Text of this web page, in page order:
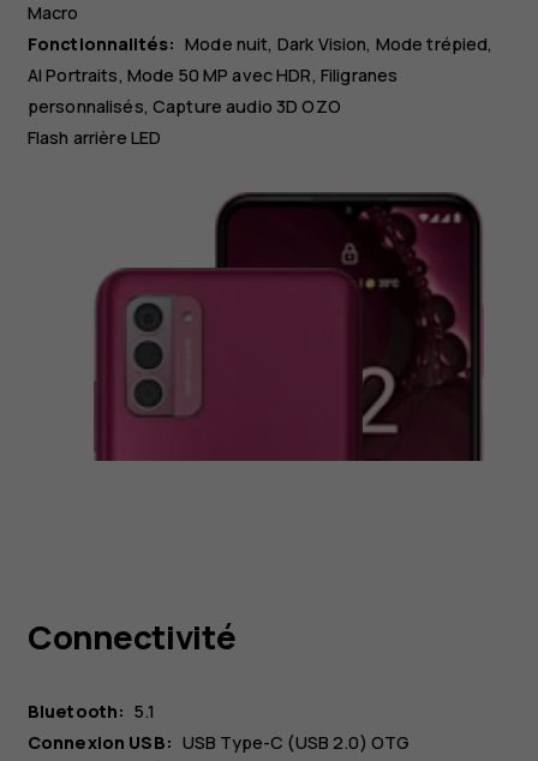
Macro
Fonctionnalités: Mode nuit, Dark Vision, Mode trépied,
AI Portraits, Mode 50 MP avec HDR, Filigranes
personnalisés, Capture audio 3D OZO
Flash arrière LED
Connectivité
Bluetooth: 5.1
Connexion USB: USB Type-C (USB 2.0) OTG